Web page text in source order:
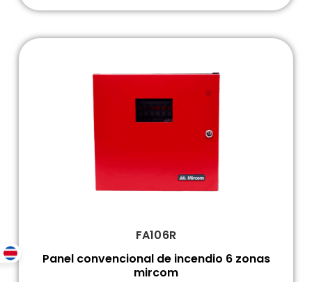
FA106R
Panel convencional de incendio 6 zonas
mircom